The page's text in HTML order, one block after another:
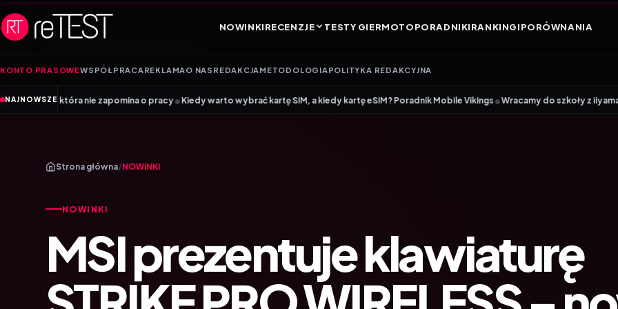
NOWINKIRECENZJE TESTY GIERMOTOPORADNIKIRANKINGIPORÓWNANIA
KONTO PRASOWEWSPÓŁPRACA REKLAMA O NAS REDAKCJA METODOLOGIA POLITYKA REDAKCYJNA
NAJNOWSZE
zapomina o pracy•Kiedy warto wybrać kartę SIM, a kiedy kartę eSIM? Poradnik Mobile Vikings•Wracamy do szkoły z iiyama – promocja
Strona główna/NOWINKI
NOWINKI
MSI prezentuje klawiaturę